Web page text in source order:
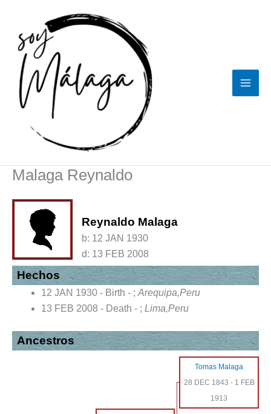
contenido
Malaga Reynaldo
Reynaldo Malaga
b: 12 JAN 1930
d: 13 FEB 2008
Hechos
12 JAN 1930 - Birth - ; Arequipa,Peru
13 FEB 2008 - Death - ; Lima,Peru
Ancestros
Tomas Malaga
28 DEC 1843 - 1 FEB
1913